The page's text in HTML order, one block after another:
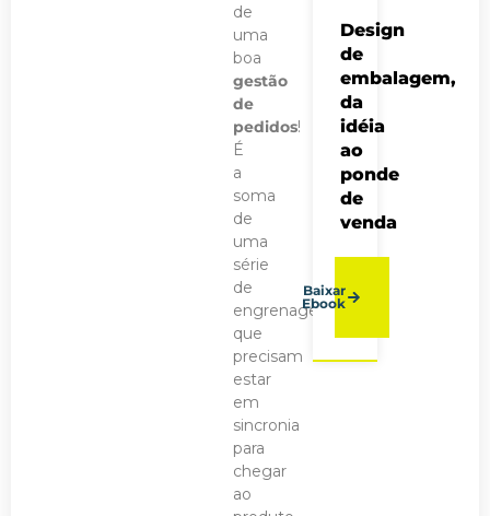
de
uma
boa
gestão
de
pedidos!
É
a
soma
de
uma
série
de
engrenagens
que
precisam
estar
em
sincronia
para
chegar
ao
Design
de
embalagem,
da
idéia
ao
ponde
de
venda
Baixar
Ebook